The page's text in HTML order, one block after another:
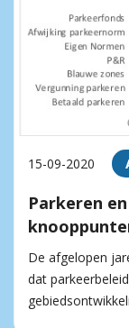
15-09-2020
Parkeren
De afgelopen
dat